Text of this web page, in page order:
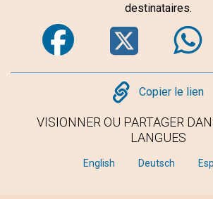
destinataires.
Facebook
Copy
Copier le lien
VISIONNER OU PARTAGER
LANGUES
English Deutsch